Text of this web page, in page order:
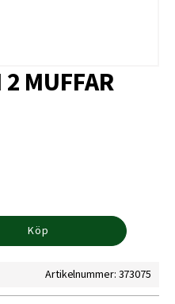
MUFFAR
Köp
Artikelnummer: 373075